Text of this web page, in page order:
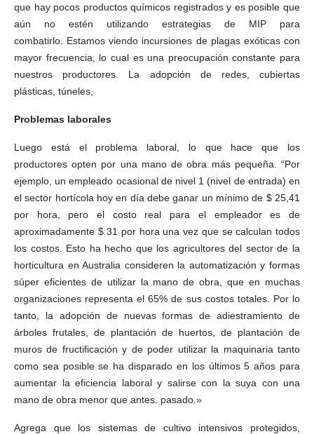
que hay pocos productos químicos registrados y es posible que
aún no estén utilizando estrategias de MIP para
combatirlo. Estamos viendo incursiones de plagas exóticas con
mayor frecuencia, lo cual es una preocupación constante para
nuestros productores. La adopción de redes, cubiertas
plásticas, túneles,
Problemas laborales
Luego está el problema laboral, lo que hace que los
productores opten por una mano de obra más pequeña. “Por
ejemplo, un empleado ocasional de nivel 1 (nivel de entrada) en
el sector hortícola hoy en día debe ganar un mínimo de $ 25,41
por hora, pero el costo real para el empleador es de
aproximadamente $ 31 por hora una vez que se calculan todos
los costos. Esto ha hecho que los agricultores del sector de la
horticultura en Australia consideren la automatización y formas
súper eficientes de utilizar la mano de obra, que en muchas
organizaciones representa el 65% de sus costos totales. Por lo
tanto, la adopción de nuevas formas de adiestramiento de
árboles frutales, de plantación de huertos, de plantación de
muros de fructificación y de poder utilizar la maquinaria tanto
como sea posible se ha disparado en los últimos 5 años para
aumentar la eficiencia laboral y salirse con la suya con una
mano de obra menor que antes. pasado.»
Agrega que los sistemas de cultivo intensivos protegidos,